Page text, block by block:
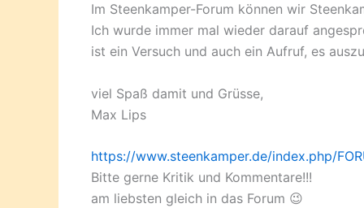
Im Steenkamper-Forum können wir
Ich wurde immer mal wieder darauf
ist ein Versuch und auch ein Aufruf, es
viel Spaß damit und Grüsse,
Max Lips
https://www.steenkamper.de/index.php/
Bitte gerne Kritik und Kommentare!!!
am liebsten gleich in das Forum 😉